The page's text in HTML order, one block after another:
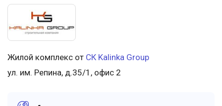
Жилой комплекс от СК Kalinka Group
ул. им. Репина, д.35/1, офис 2